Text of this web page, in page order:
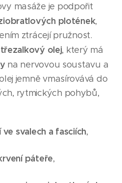
masáže je podpořit
plotének,
ztrácejí pružnost.
třezalkový olej, který má
na nervovou soustavu a
jemně vmasírovává do
rytmických pohybů,
svalech a fasciích,
páteře,